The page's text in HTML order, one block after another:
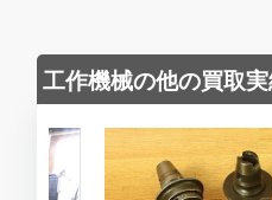
工作機械の他の買取